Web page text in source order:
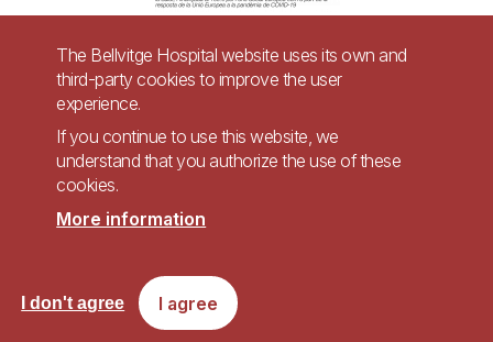
Pie
página
Accessibility Legal warning
Accessible website in accordance with Royal Decree 1112/2018, of September
7, on accessibility of websites and applications for mobile devices in the
public sector.
The Bellvitge Hospital website uses its own and
third-party cookies to improve the user
experience.
If you continue to use this website, we
understand that you authorize the use of these
cookies.
More information
I agree
I don't agree